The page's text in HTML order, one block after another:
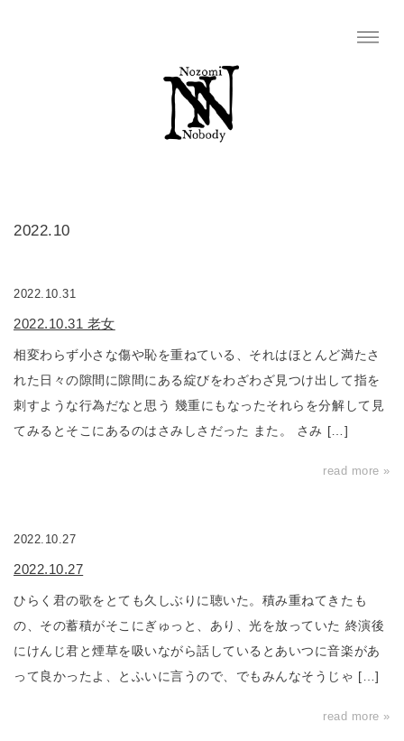
2022.10
2022.10.31
2022.10.31 老女
相変わらず小さな傷や恥を重ねている、それはほとんど満たさ
れた日々の隙間に隙間にある綻びをわざわざ見つけ出して指を
刺すような行為だなと思う 幾重にもなったそれらを分解して見
てみるとそこにあるのはさみしさだった また。 さみ […]
read more »
2022.10.27
2022.10.27
ひらく君の歌をとても久しぶりに聴いた。積み重ねてきたも
の、その蓄積がそこにぎゅっと、あり、光を放っていた 終演後
にけんじ君と煙草を吸いながら話しているとあいつに音楽があ
って良かったよ、とふいに言うので、でもみんなそうじゃ […]
read more »